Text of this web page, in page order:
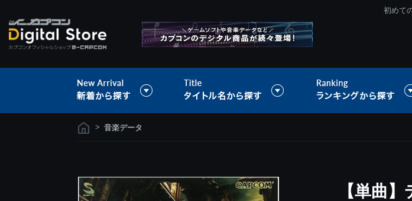
初めて
> 音楽データ
【単曲